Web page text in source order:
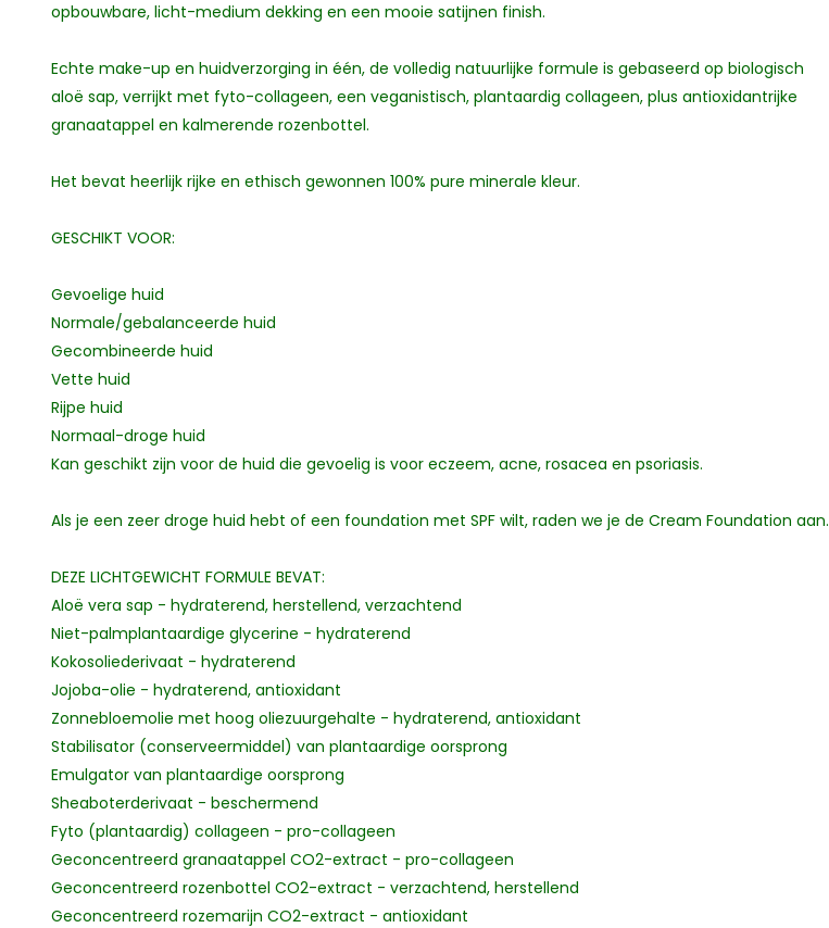
opbouwbare, licht-medium dekking en een mooie satijnen finish.
Echte make-up en huidverzorging in één, de volledig natuurlijke formule is gebaseerd op biologisch
aloë sap, verrijkt met fyto-collageen, een veganistisch, plantaardig collageen, plus antioxidantrijke
granaatappel en kalmerende rozenbottel.
Het bevat heerlijk rijke en ethisch gewonnen 100% pure minerale kleur.
GESCHIKT VOOR:
Gevoelige huid
Normale/gebalanceerde huid
Gecombineerde huid
Vette huid
Rijpe huid
Normaal-droge huid
Kan geschikt zijn voor de huid die gevoelig is voor eczeem, acne, rosacea en psoriasis.
Als je een zeer droge huid hebt of een foundation met SPF wilt, raden we je de Cream Foundation aan.
DEZE LICHTGEWICHT FORMULE BEVAT:
Aloë vera sap - hydraterend, herstellend, verzachtend
Niet-palmplantaardige glycerine - hydraterend
Kokosoliederivaat - hydraterend
Jojoba-olie - hydraterend, antioxidant
Zonnebloemolie met hoog oliezuurgehalte - hydraterend, antioxidant
Stabilisator (conserveermiddel) van plantaardige oorsprong
Emulgator van plantaardige oorsprong
Sheaboterderivaat - beschermend
Fyto (plantaardig) collageen - pro-collageen
Geconcentreerd granaatappel CO2-extract - pro-collageen
Geconcentreerd rozenbottel CO2-extract - verzachtend, herstellend
Geconcentreerd rozemarijn CO2-extract - antioxidant